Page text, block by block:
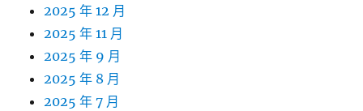
2025 年 12 月
2025 年 11 月
2025 年 9 月
2025 年 8 月
2025 年 7 月